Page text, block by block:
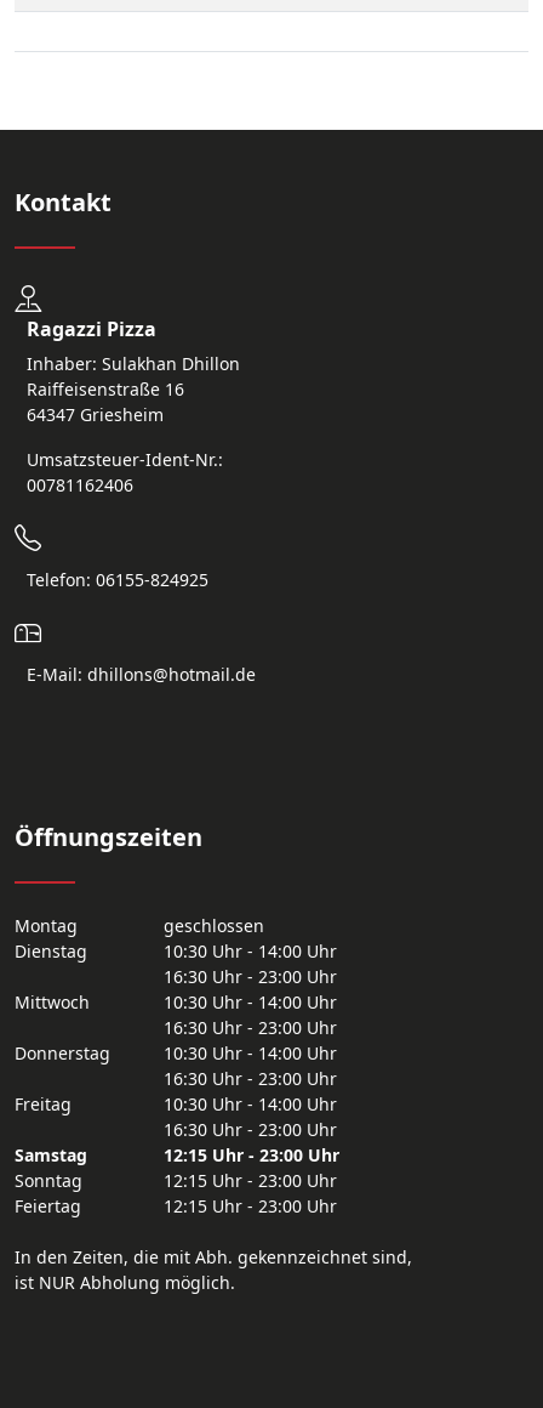
Kontakt
Ragazzi Pizza
Inhaber: Sulakhan Dhillon
Raiffeisenstraße 16
64347 Griesheim
Umsatzsteuer-Ident-Nr.:
00781162406
Telefon: 06155-824925
E-Mail: dhillons@hotmail.de
Öffnungszeiten
Montag
geschlossen
Dienstag
10:30 Uhr - 14:00 Uhr
16:30 Uhr - 23:00 Uhr
Mittwoch
10:30 Uhr - 14:00 Uhr
16:30 Uhr - 23:00 Uhr
Donnerstag
10:30 Uhr - 14:00 Uhr
16:30 Uhr - 23:00 Uhr
Freitag
10:30 Uhr - 14:00 Uhr
16:30 Uhr - 23:00 Uhr
Samstag
12:15 Uhr - 23:00 Uhr
Sonntag
12:15 Uhr - 23:00 Uhr
Feiertag
12:15 Uhr - 23:00 Uhr
In den Zeiten, die mit Abh. gekennzeichnet sind,
ist NUR Abholung möglich.